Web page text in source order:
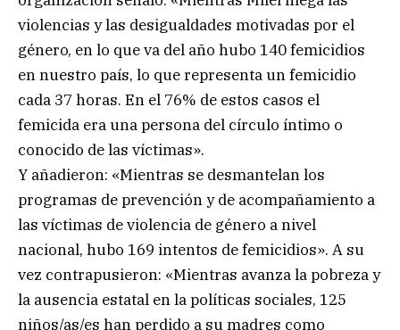
violencias y las desigualdades motivadas por el
género, en lo que va del año hubo 140 femicidios
en nuestro país, lo que representa un femicidio
cada 37 horas. En el 76% de estos casos el
femicida era una persona del círculo íntimo o
conocido de las víctimas».
Y añadieron: «Mientras se desmantelan los
programas de prevención y de acompañamiento a
las víctimas de violencia de género a nivel
nacional, hubo 169 intentos de femicidios». A su
vez contrapusieron: «Mientras avanza la pobreza y
la ausencia estatal en la políticas sociales, 125
niños/as/es han perdido a su madres como